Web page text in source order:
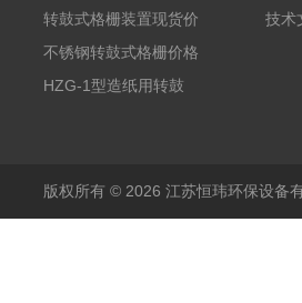
制
转鼓式格栅装置现货价
格
不锈钢转鼓式格栅价格
HZG-1型造纸用转鼓
技术
版权所有 © 2026 江苏恒玮环保设备